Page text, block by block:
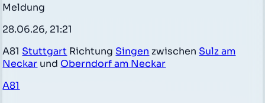
Meldung
28.06.26, 21:21
A81 Stuttgart Richtung Singen zwischen Sulz am
Neckar und Oberndorf am Neckar
A81